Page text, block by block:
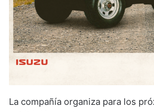
La compañía organiza para los